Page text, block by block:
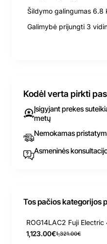
Šildymo galingumas 6.8
Galimybė prijungti 3
Kodėl verta pirkti
Įsigyjant prekes
metų
Nemokamas
Asmeninės
Tos pačios kategorijos
1,123.00€1,321.00€